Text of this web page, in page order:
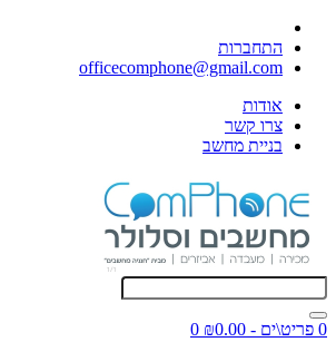
התחברות
officecomphone@gmail.com
אודות
צרו קשר
בניית מחשב
0 פריט\ים - ₪0.00
0